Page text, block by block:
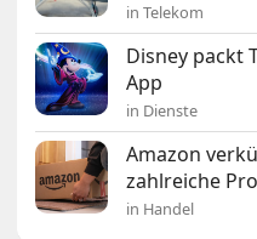
in Telekom
Disney packt
App
in Dienste
Amazon
zahlreiche
in Handel